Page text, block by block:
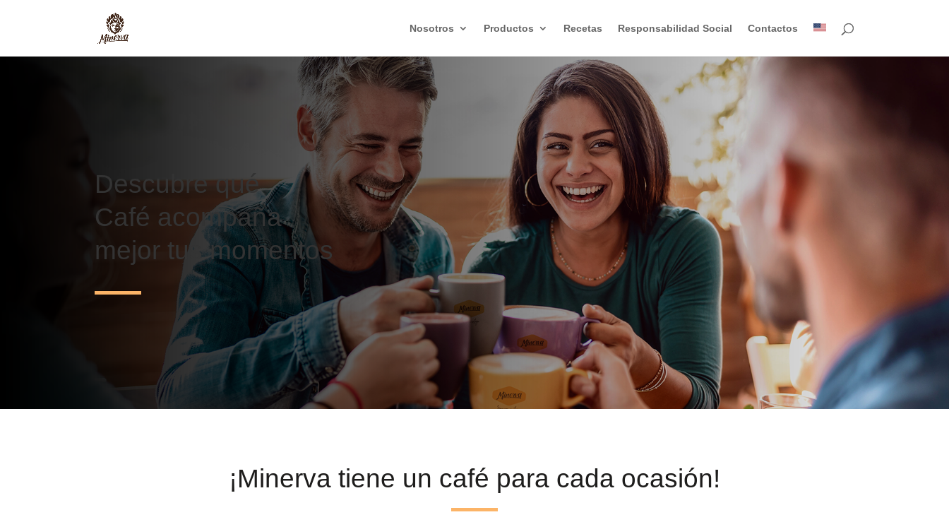
Nosotros Productos Recetas Responsabilidad Social Contactos
Descubre qué
Café acompaña
mejor tus momentos
¡Minerva tiene un café para cada ocasión!